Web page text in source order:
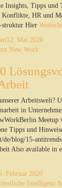
Insights, Tipps und
HR und
struktur Hier
12. Mai 2020
New Work
Arbeitswelt?
in
Meetup
Tipps und
de/blog/15-
Also available in
Februar 2020
Intelligenz